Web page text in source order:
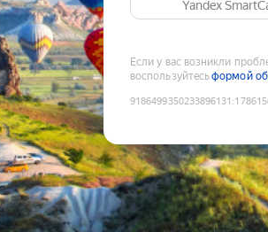
Yandex
Если у вас возникли
воспользуйтесьформой
9186499350233896131 :